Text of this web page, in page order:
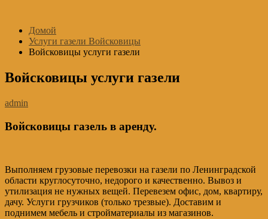
содержимому
Домой
Услуги газели Войсковицы
Войсковицы услуги газели
Войсковицы услуги газели
admin
Войсковицы газель в аренду.
Выполняем грузовые перевозки на газели по Ленинградской
области круглосуточно, недорого и качественно. Вывоз и
утилизация не нужных вещей. Перевезем офис, дом, квартиру,
дачу. Услуги грузчиков (только трезвые). Доставим и
поднимем мебель и стройматериалы из магазинов.